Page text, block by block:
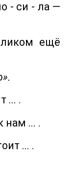
- си - ла —
ещё
... .
... .
... .